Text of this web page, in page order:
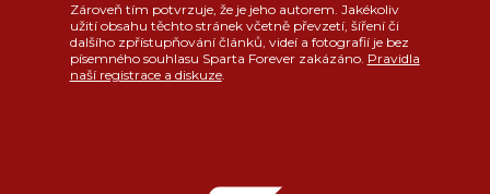
Zároveň tím potvrzuje, že je jeho autorem. Jakékoliv
užití obsahu těchto stránek včetně převzetí, šíření či
dalšího zpřístupňování článků, videí a fotografií je bez
písemného souhlasu Sparta Forever zakázáno. Pravidla
naší registrace a diskuze.